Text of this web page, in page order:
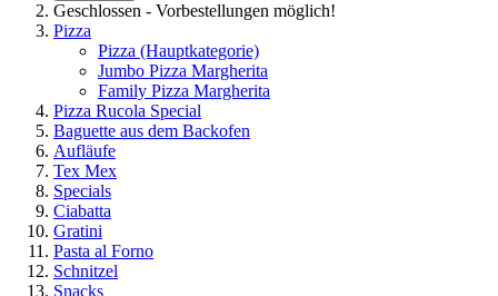
Geschlossen - Vorbestellungen möglich!
Pizza
Pizza (Hauptkategorie)
Jumbo Pizza Margherita
Family Pizza Margherita
Pizza Rucola Special
Baguette aus dem Backofen
Aufläufe
Tex Mex
Specials
Ciabatta
Gratini
Pasta al Forno
Schnitzel
Snacks